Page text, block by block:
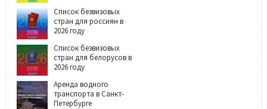
Список безвизовых
стран для россиян в
2026 году
Список безвизовых
стран для белорусов в
2026 году
Аренда водного
транспорта в Санкт-
Петербурге